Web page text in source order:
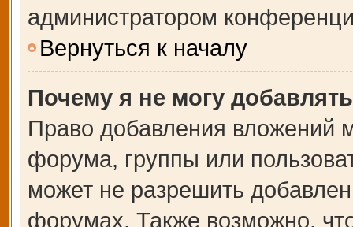
администратором
Вернуться к началу
Почему я не могу
Право добавления вложений
форума, группы или
может не разрешить
форумах. Также возможно,